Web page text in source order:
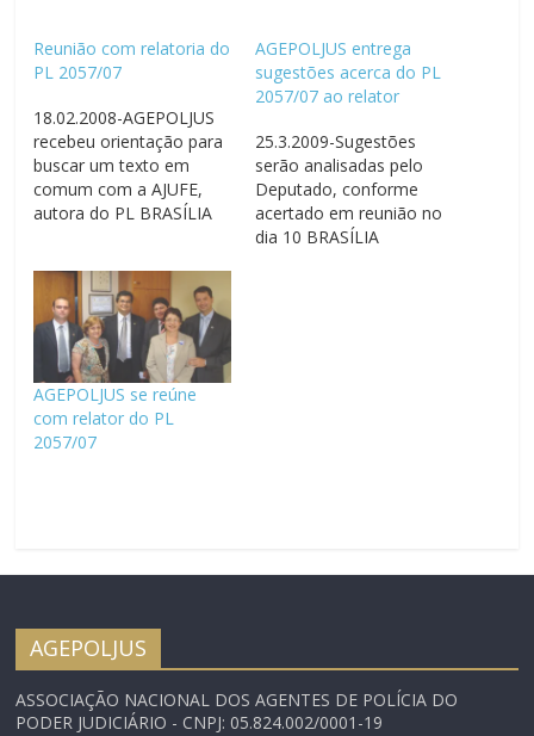
Reunião com relatoria do
PL 2057/07
18.02.2008-AGEPOLJUS
recebeu orientação para
buscar um texto em
comum com a AJUFE,
autora do PL BRASÍLIA
AGEPOLJUS, Edmilton
Gomes, reuniu-se nesta
tarde com a relatoria do
PL 2057/07, de autoria
da AJUFE que trata da
Segurança na Justiça
Federal. O Deputado
Laerte Bessa
AGEPOLJUS entrega
sugestões acerca do PL
2057/07 ao relator
25.3.2009-Sugestões
serão analisadas pelo
Deputado, conforme
acertado em reunião no
dia 10 BRASÍLIA
ao PL 2057/07.…
AGEPOLJUS se reúne
com relator do PL
2057/07
AGEPOLJUS
ASSOCIAÇÃO NACIONAL DOS AGENTES DE POLÍCIA DO
PODER JUDICIÁRIO - CNPJ: 05.824.002/0001-19